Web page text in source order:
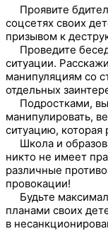
Проявите
соцсетях своих
призывом к
Проведите
ситуации.
манипуляциям со
отдельных
Подростками,
манипулировать,
ситуацию, которая
Школа и
никто не имеет
различные
провокации!
Будьте
планами своих
в